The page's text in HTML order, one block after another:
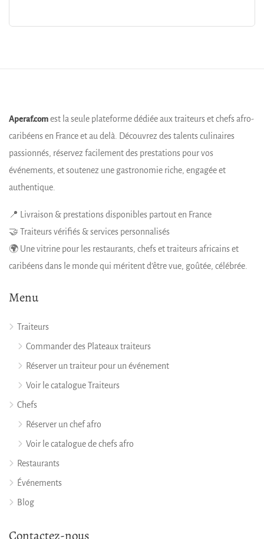
Aperaf.com est la seule plateforme dédiée aux traiteurs et chefs afro-
caribéens en France et au delà. Découvrez des talents culinaires
passionnés, réservez facilement des prestations pour vos
événements, et soutenez une gastronomie riche, engagée et
authentique.
📍 Livraison & prestations disponibles partout en France
🤝 Traiteurs vérifiés & services personnalisés
🌍 Une vitrine pour les restaurants, chefs et traiteurs africains et
caribéens dans le monde qui méritent d’être vue, goûtée, célébrée.
Menu
Traiteurs
Commander des Plateaux traiteurs
Réserver un traiteur pour un événement
Voir le catalogue Traiteurs
Chefs
Réserver un chef afro
Voir le catalogue de chefs afro
Restaurants
Événements
Blog
Contactez-nous